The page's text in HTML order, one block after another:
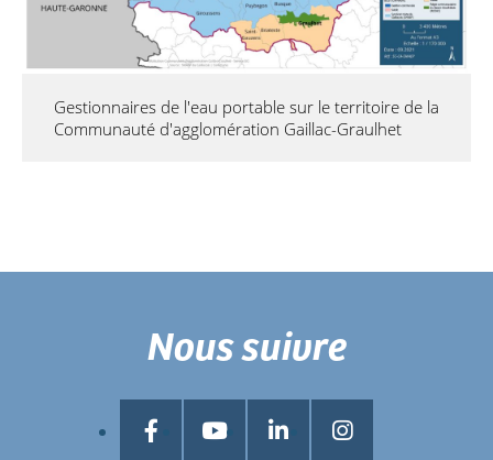
Gestionnaires de l'eau portable sur le territoire de la
Communauté d'agglomération Gaillac-Graulhet
Nous suivre